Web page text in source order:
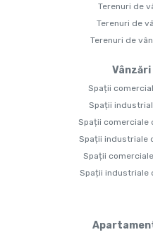
Terenuri de
Terenuri de
Terenuri de
Vânzări
Spații
Spații
Spații comerciale
Spații industriale
Spații
Spații industriale